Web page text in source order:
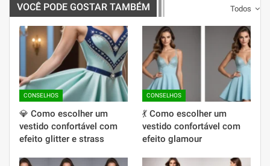
Todos
VOCÊ PODE GOSTAR TAMBÉM
CONSELHOS
💎 Como escolher um
vestido confortável com
efeito glitter e strass
CONSELHOS
💃 Como escolher um
vestido confortável com
efeito glamour